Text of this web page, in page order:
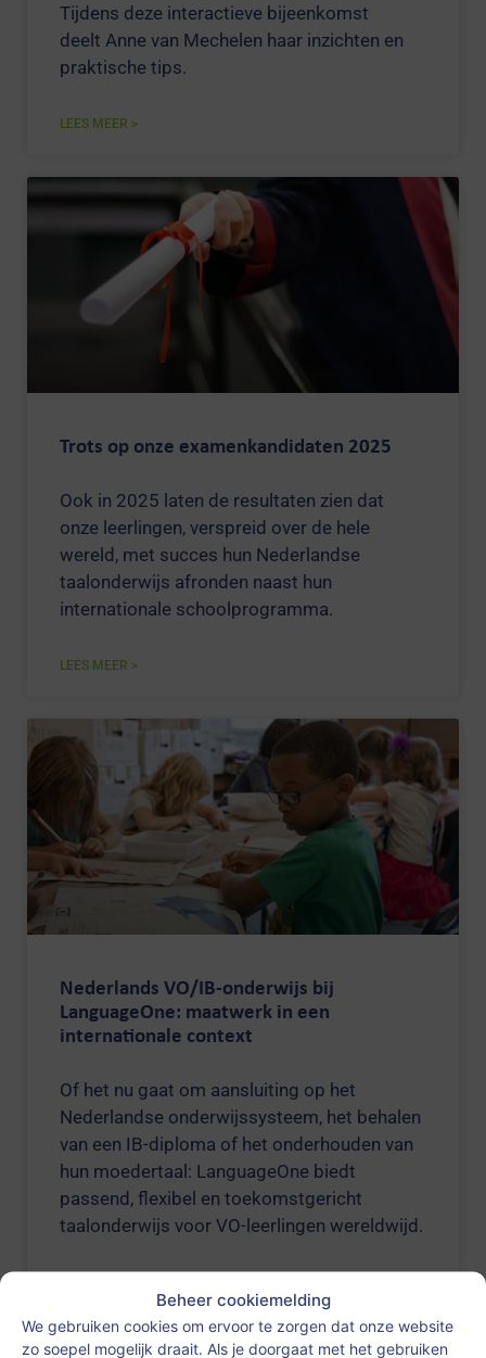
Beheer cookiemelding
We gebruiken cookies om ervoor te zorgen dat onze website
zo soepel mogelijk draait. Als je doorgaat met het gebruiken
Tijdens deze interactieve bijeenkomst
deelt Anne van Mechelen haar inzichten en
praktische tips.
LEES MEER >
Trots op onze examenkandidaten 2025
Ook in 2025 laten de resultaten zien dat
onze leerlingen, verspreid over de hele
wereld, met succes hun Nederlandse
taalonderwijs afronden naast hun
internationale schoolprogramma.
LEES MEER >
Nederlands VO/IB-onderwijs bij
LanguageOne: maatwerk in een
internationale context
Of het nu gaat om aansluiting op het
Nederlandse onderwijssysteem, het behalen
van een IB-diploma of het onderhouden van
hun moedertaal: LanguageOne biedt
passend, flexibel en toekomstgericht
taalonderwijs voor VO-leerlingen wereldwijd.